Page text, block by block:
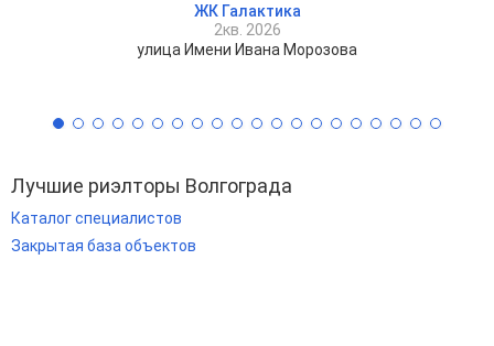
ЖК Галактика
2кв. 2026
улица Имени Ивана Морозова
Лучшие риэлторы Волгограда
Каталог специалистов
Закрытая база объектов